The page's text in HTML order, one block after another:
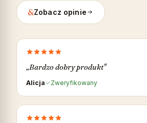
Zobacz opinie
„Bardzo dobry produkt"
Alicja Zweryfikowany